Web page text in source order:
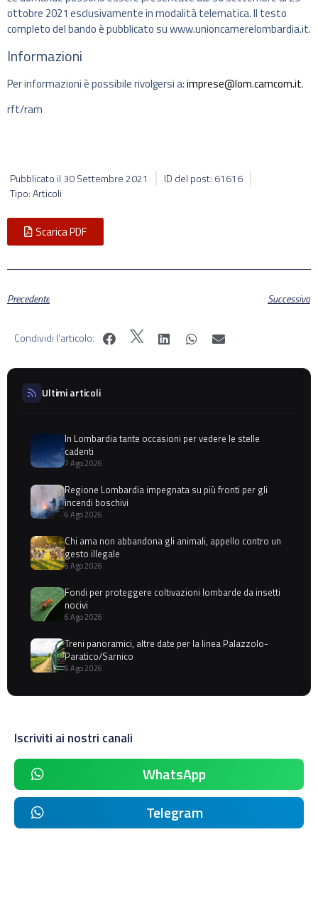
ottobre 2021 esclusivamente in modalità telematica. Il testo
completo del bando è pubblicato su www.unioncamerelombardia.it.
Informazioni
Per informazioni è possibile rivolgersi a:imprese@lom.camcom.it.
rft/ram
Pubblicato il 30 Settembre 2021
ID del post: 61616
Tipo: Articoli
Scarica PDF
Precedente Successivo
Condividi l'articolo:
Ultimi articoli
In Lombardia tante occasioni per vedere le stelle
cadenti
7 Ago 2026
Regione Lombardia impegnata su più fronti per gli
incendi boschivi
6 Ago 2026
Chi ama non abbandona gli animali, appello contro un
gesto illegale
6 Ago 2026
Fondi per proteggere coltivazioni lombarde da insetti
nocivi
6 Ago 2026
Treni panoramici, altre date per la linea Palazzolo-
Paratico/Sarnico
6 Ago 2026
Iscriviti ai nostri canali
WhatsApp
Telegram